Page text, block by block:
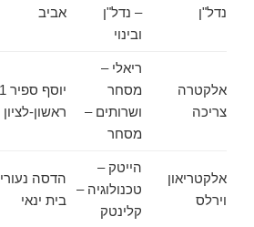
נדל"ן
– נדל"ן
ובינוי
אביב
אלקטרה
צריכה
ריאלי –
מסחר
ושרותים –
מסחר
יוסף ספיר 1,
ראשון-לציון
אלקטריאון
וירלס
הייטק –
טכנולוגיה –
קלינטק
הדסה נעורים,
בית ינאי